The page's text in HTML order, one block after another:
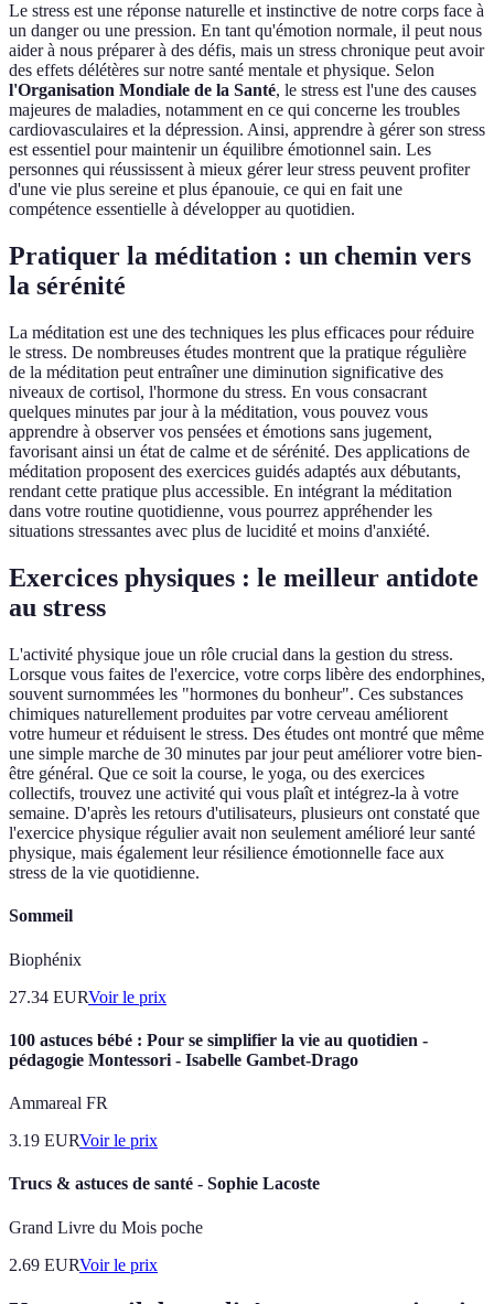
Le stress est une réponse naturelle et instinctive de notre corps face à
un danger ou une pression. En tant qu'émotion normale, il peut nous
aider à nous préparer à des défis, mais un stress chronique peut avoir
des effets délétères sur notre santé mentale et physique. Selon
l'Organisation Mondiale de la Santé, le stress est l'une des causes
majeures de maladies, notamment en ce qui concerne les troubles
cardiovasculaires et la dépression. Ainsi, apprendre à gérer son stress
est essentiel pour maintenir un équilibre émotionnel sain. Les
personnes qui réussissent à mieux gérer leur stress peuvent profiter
d'une vie plus sereine et plus épanouie, ce qui en fait une
compétence essentielle à développer au quotidien.
Pratiquer la méditation : un chemin vers
la sérénité
La méditation est une des techniques les plus efficaces pour réduire
le stress. De nombreuses études montrent que la pratique régulière
de la méditation peut entraîner une diminution significative des
niveaux de cortisol, l'hormone du stress. En vous consacrant
quelques minutes par jour à la méditation, vous pouvez vous
apprendre à observer vos pensées et émotions sans jugement,
favorisant ainsi un état de calme et de sérénité. Des applications de
méditation proposent des exercices guidés adaptés aux débutants,
rendant cette pratique plus accessible. En intégrant la méditation
dans votre routine quotidienne, vous pourrez appréhender les
situations stressantes avec plus de lucidité et moins d'anxiété.
Exercices physiques : le meilleur antidote
au stress
L'activité physique joue un rôle crucial dans la gestion du stress.
Lorsque vous faites de l'exercice, votre corps libère des endorphines,
souvent surnommées les "hormones du bonheur". Ces substances
chimiques naturellement produites par votre cerveau améliorent
votre humeur et réduisent le stress. Des études ont montré que même
une simple marche de 30 minutes par jour peut améliorer votre bien-
être général. Que ce soit la course, le yoga, ou des exercices
collectifs, trouvez une activité qui vous plaît et intégrez-la à votre
semaine. D'après les retours d'utilisateurs, plusieurs ont constaté que
l'exercice physique régulier avait non seulement amélioré leur santé
physique, mais également leur résilience émotionnelle face aux
stress de la vie quotidienne.
Sommeil
Biophénix
27.34 EURVoir le prix
100 astuces bébé : Pour se simplifier la vie au quotidien -
pédagogie Montessori - Isabelle Gambet-Drago
Ammareal FR
3.19 EURVoir le prix
Trucs & astuces de santé - Sophie Lacoste
Grand Livre du Mois poche
2.69 EURVoir le prix